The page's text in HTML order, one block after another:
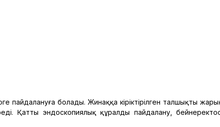
пайдалануға болады. Жинаққа кіріктірілген талшықты
Қатты эндоскопиялық құралды пайдалану,